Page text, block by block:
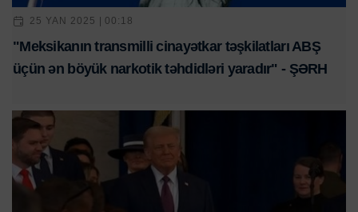
25 YAN 2025 | 00:18
"Meksikanın transmilli cinayətkar təşkilatları ABŞ
üçün ən böyük narkotik təhdidləri yaradır" - ŞƏRH